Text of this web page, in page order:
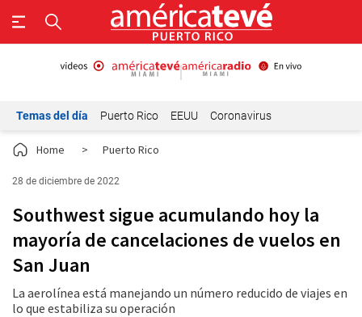
Temas del día Puerto Rico EEUU Coronavirus
Home > Puerto Rico
28 de diciembre de 2022
Southwest sigue acumulando hoy la
mayoría de cancelaciones de vuelos en
San Juan
La aerolínea está manejando un número reducido de viajes en
lo que estabiliza su operación